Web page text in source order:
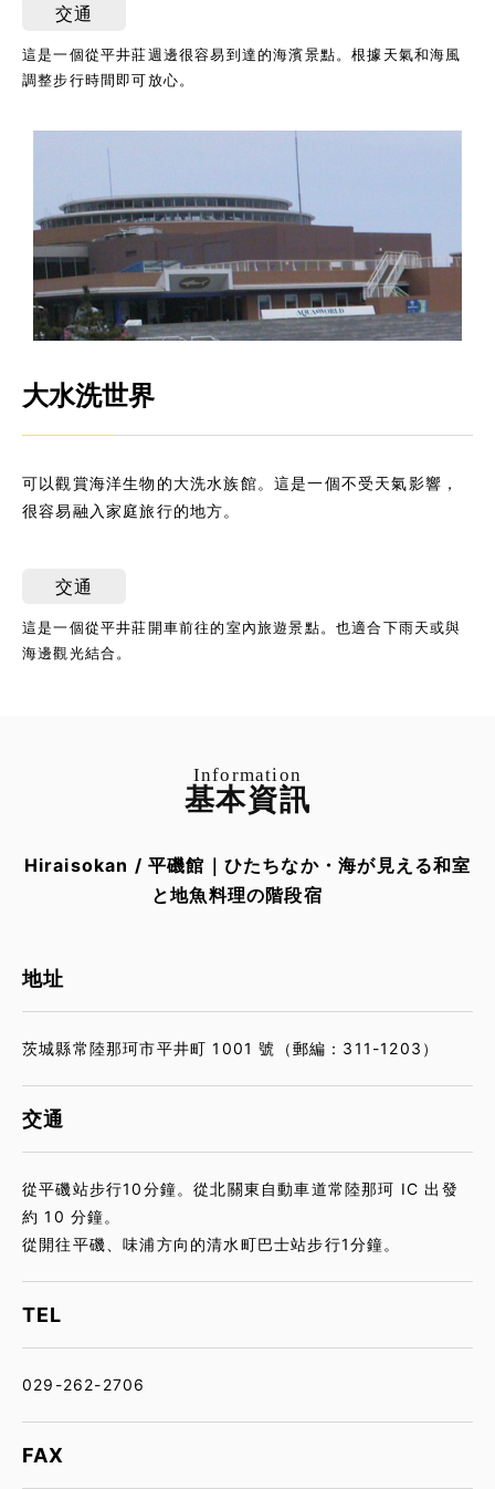
交通
這是一個從平井莊週邊很容易到達的海濱景點。根據天氣和海風
調整步行時間即可放心。
大水洗世界
可以觀賞海洋生物的大洗水族館。這是一個不受天氣影響，
很容易融入家庭旅行的地方。
交通
這是一個從平井莊開車前往的室內旅遊景點。也適合下雨天或與
海邊觀光結合。
Information
基本資訊
地址
茨城縣常陸那珂市平井町 1001 號（郵編：311-1203）
交通
從平磯站步行10分鐘。從北關東自動車道常陸那珂 IC 出發
約 10 分鐘。
從開往平磯、味浦方向的清水町巴士站步行1分鐘。
TEL
029-262-2706
FAX